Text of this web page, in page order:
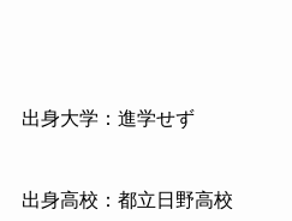
出身大学：進学せず
出身高校：都立日野高校